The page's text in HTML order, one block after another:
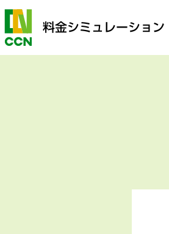
料金シミュレーション